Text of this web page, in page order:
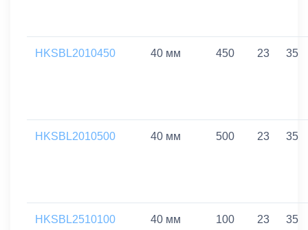
HKSBL2010450 40 мм 450 23 35
HKSBL2010500 40 мм 500 23 35
HKSBL2510100 40 мм 100 23 35